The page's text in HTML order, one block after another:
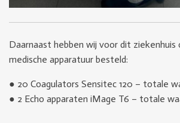
Daarnaast hebben wij voor dit ziekenhuis
medische apparatuur besteld:
● 20 Coagulators Sensitec 120 – totale
● 2 Echo apparaten iMage T6 – totale